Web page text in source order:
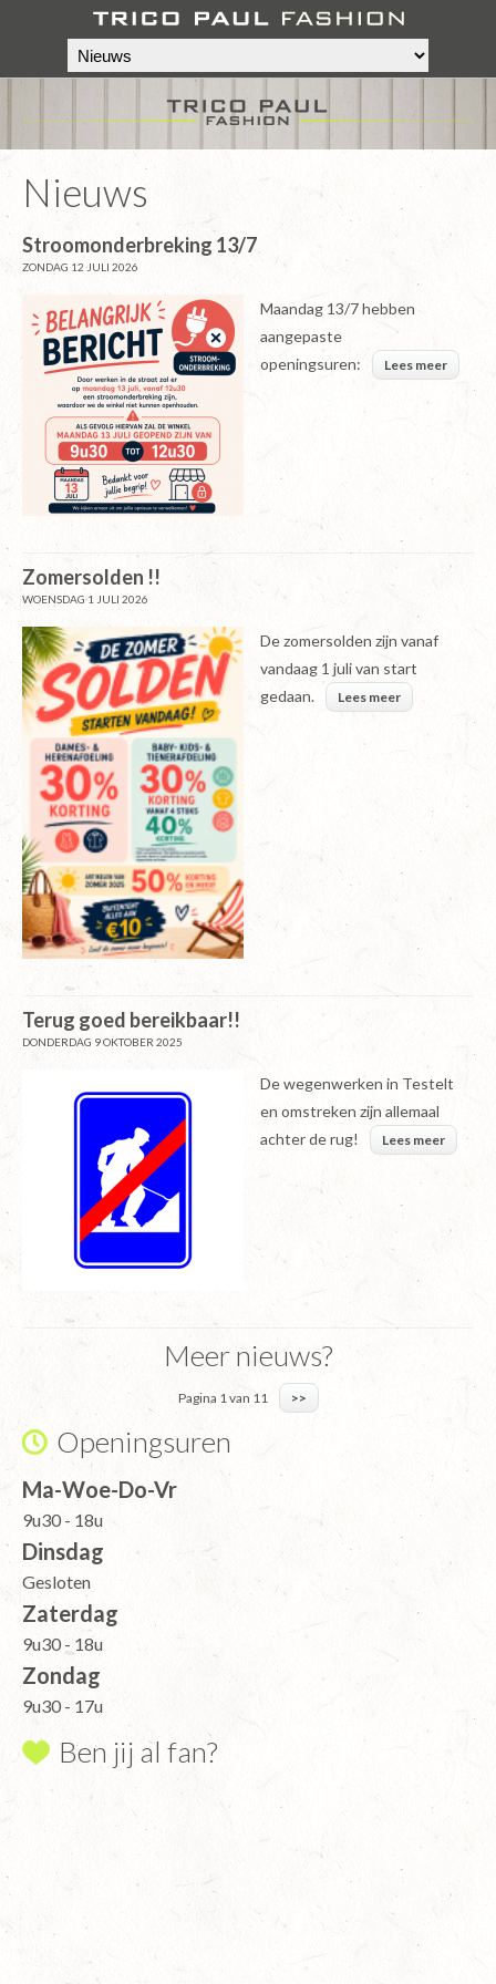
Nieuws
Stroomonderbreking 13/7
ZONDAG 12 JULI 2026
Maandag 13/7 hebben
aangepaste
openingsuren:
Lees meer
Zomersolden !!
WOENSDAG 1 JULI 2026
De zomersolden zijn vanaf
vandaag 1 juli van start
gedaan.
Lees meer
Terug goed bereikbaar!!
DONDERDAG 9 OKTOBER 2025
De wegenwerken in Testelt
en omstreken zijn allemaal
achter de rug!
Lees meer
Meer nieuws?
Pagina 1 van 11 >>
Openingsuren
Ma-Woe-Do-Vr
9u30 - 18u
Dinsdag
Gesloten
Zaterdag
9u30 - 18u
Zondag
9u30 - 17u
Ben jij al fan?